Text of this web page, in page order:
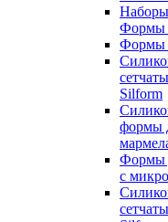
Формы
Формы
Silform
формы
Формы
с